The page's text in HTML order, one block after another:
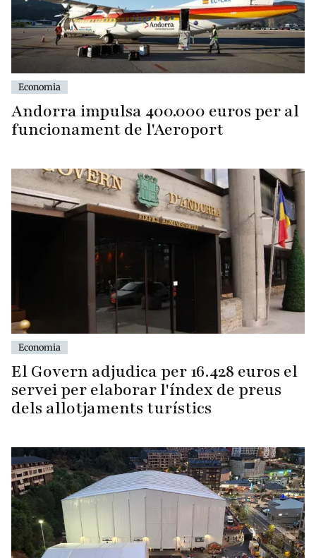
Economia
Andorra impulsa 400.000 euros per al
funcionament de l'Aeroport
Economia
El Govern adjudica per 16.428 euros el
servei per elaborar l'índex de preus
dels allotjaments turístics